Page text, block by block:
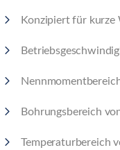
Konzipiert für kurze
Bohrungsbereich
Temperaturbereich